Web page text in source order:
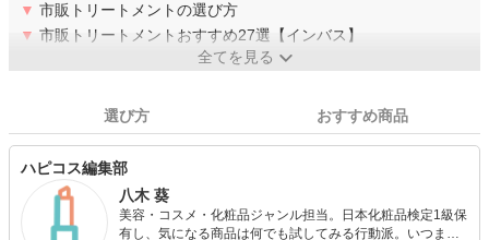
▼ 市販トリートメントの選び方
▼ 市販トリートメントおすすめ27選【インバス】
全てを見る
選び方 おすすめ商品
ハピコス編集部
八木 葵
美容・コスメ・化粧品ジャンル担当。日本化粧品検定1級保
有し、気になる商品は何でも試してみる行動派。いつまで